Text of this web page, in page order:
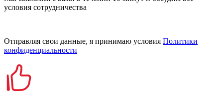
условия сотрудничества
Отправляя свои данные, я принимаю условия Политики
конфиденциальности